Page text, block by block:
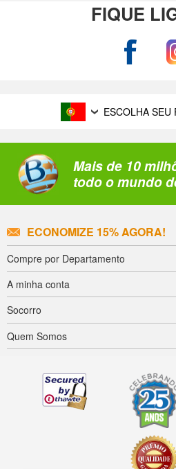
FIQUE
ESCOLHA SEU
Mais de 10
todo o mundo
ECONOMIZE 15% AGORA!
Compre por Departamento
A minha conta
Socorro
Quem Somos